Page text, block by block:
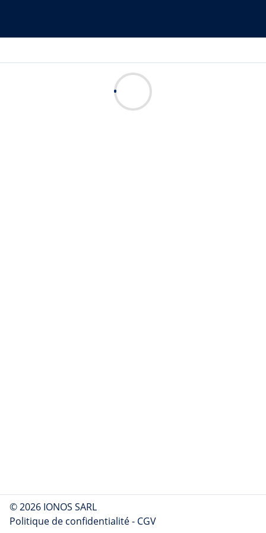
© 2026 IONOS SARL
Politique de confidentialité- CGV